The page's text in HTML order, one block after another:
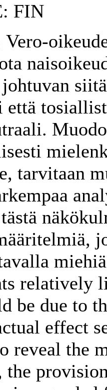
FIN
tarvitaan
relatively
be due to
effect
reveal the
the